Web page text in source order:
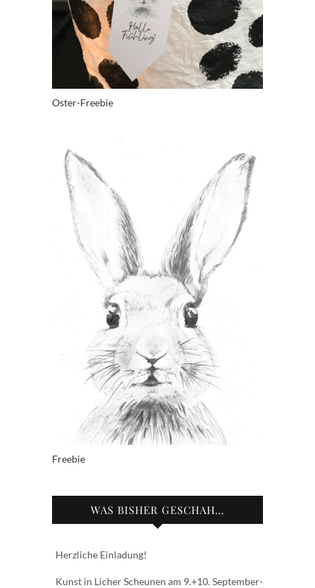
Oster-Freebie
Freebie
WAS BISHER GESCHAH…
Herzliche Einladung!
Kunst in Licher Scheunen am 9.+10. September-